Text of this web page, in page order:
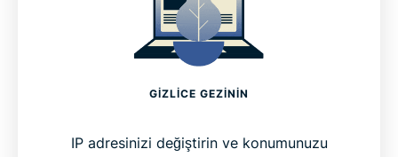
GIZLICE GEZININ
IP adresinizi değiştirin ve konumunuzu